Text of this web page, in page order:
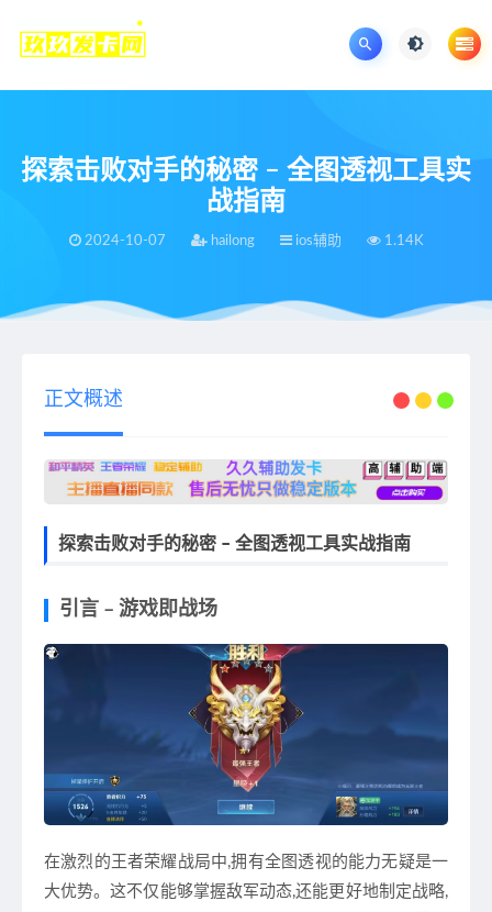
探索击败对手的秘密 – 全图透视工具实
战指南
2024-10-07 hailong ios辅助 1.14K
当前位置：王者荣耀辅助网 王者荣耀 > ios辅助 >探索击败对手的秘密 – 全图透视工具实战指南
正文概述
探索击败对手的秘密 – 全图透视工具实战指南
引言 – 游戏即战场
在激烈的王者荣耀战局中,拥有全图透视的能力无疑是一
大优势。这不仅能够掌握敌军动态,还能更好地制定战略,